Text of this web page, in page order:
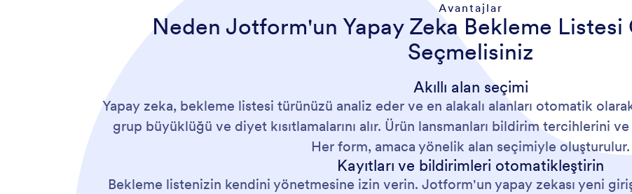
Avantajlar
Neden Jotform'un Yapay Zeka Bekleme
Seçmelisiniz
Akıllı alan seçimi
Yapay zeka, bekleme listesi türünüzü analiz eder ve en alakalı alanları otomatik
grup büyüklüğü ve diyet kısıtlamalarını alır. Ürün lansmanları bildirim tercihlerini
Her form, amaca yönelik alan seçimiyle oluşturulur.
Kayıtları ve bildirimleri otomatikleştirin
Bekleme listenizin kendini yönetmesine izin verin. Jotform'un yapay zekası yeni